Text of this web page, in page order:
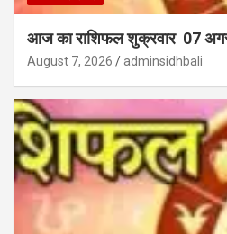
आज का राशिफल शुक्रवार 07
August 7, 2026 adminsidhbali